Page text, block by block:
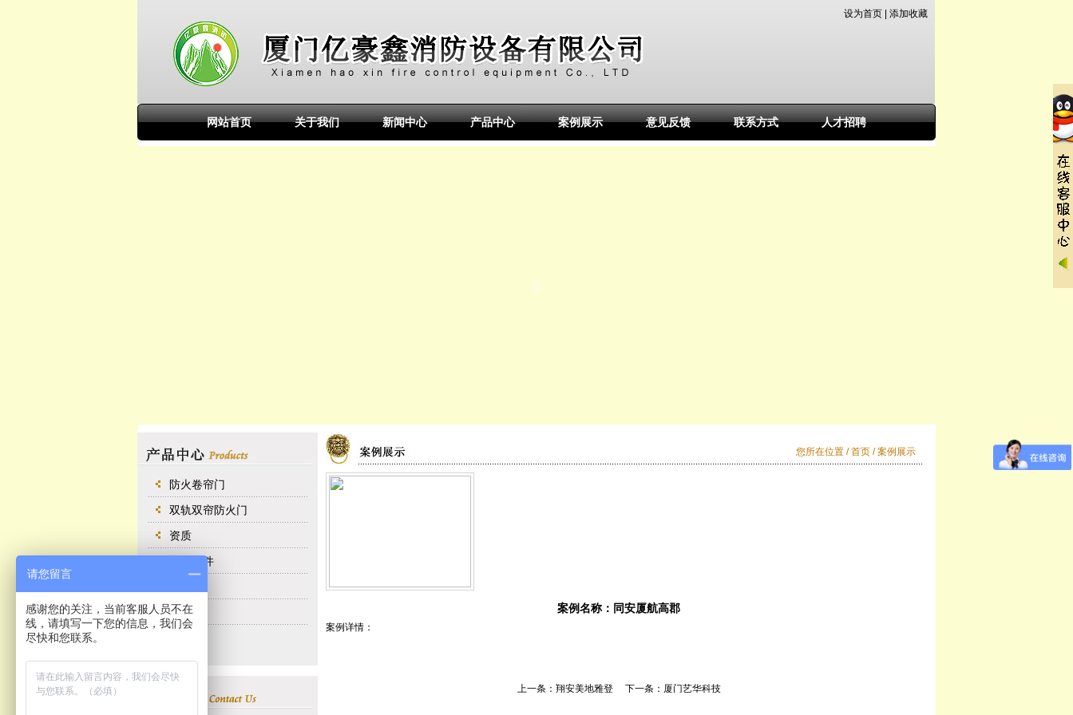
设为首页 添加收藏
网站首页 关于我们 新闻中心 产品中心 案例展示 意见反馈 联系方式 人才招聘
防火卷帘门
双轨双帘防火门
资质
五金配件
类别三
您所在位置 /首页 / 案例展示
案例名称： 同安厦航高郡
案例详情：
上一条： 翔安美地雅登下一条： 厦门艺华科技
请您留言
感谢您的关注，当前客服人员不在
线，请填写一下您的信息，我们会
尽快和您联系。